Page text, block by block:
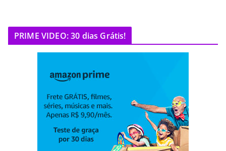
PRIME VIDEO: 30 dias Grátis!